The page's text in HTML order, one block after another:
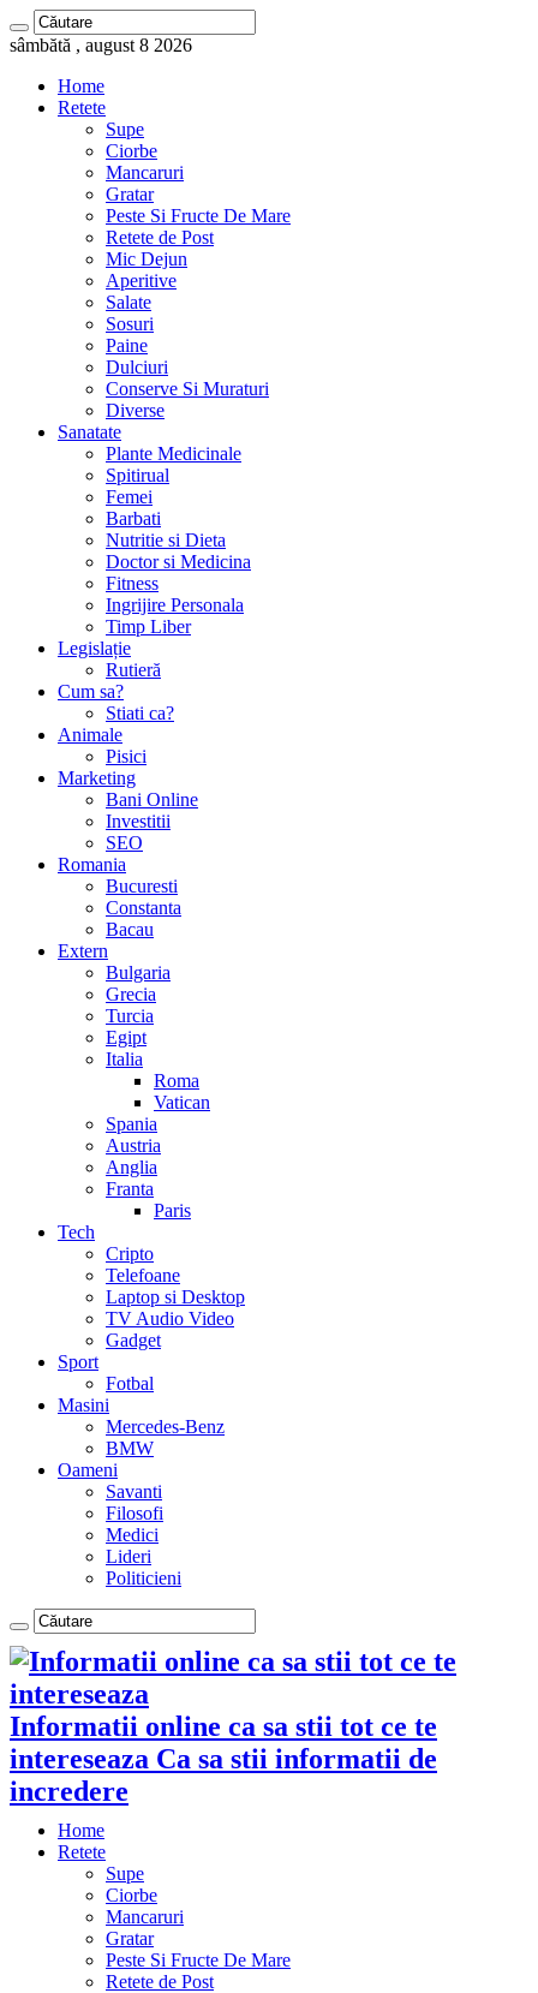
sâmbătă , august 8 2026
Home
Retete
Supe
Ciorbe
Mancaruri
Gratar
Peste Si Fructe De Mare
Retete de Post
Mic Dejun
Aperitive
Salate
Sosuri
Paine
Dulciuri
Conserve Si Muraturi
Diverse
Sanatate
Plante Medicinale
Spitirual
Femei
Barbati
Nutritie si Dieta
Doctor si Medicina
Fitness
Ingrijire Personala
Timp Liber
Legislație
Rutieră
Cum sa?
Stiati ca?
Animale
Pisici
Marketing
Bani Online
Investitii
SEO
Romania
Bucuresti
Constanta
Bacau
Extern
Bulgaria
Grecia
Turcia
Egipt
Italia
Roma
Vatican
Spania
Austria
Anglia
Franta
Paris
Tech
Cripto
Telefoane
Laptop si Desktop
TV Audio Video
Gadget
Sport
Fotbal
Masini
Mercedes-Benz
BMW
Oameni
Savanti
Filosofi
Medici
Lideri
Politicieni
Informatii online ca sa stii tot ce te
intereseaza Ca sa stii informatii de
incredere
Home
Retete
Supe
Ciorbe
Mancaruri
Gratar
Peste Si Fructe De Mare
Retete de Post